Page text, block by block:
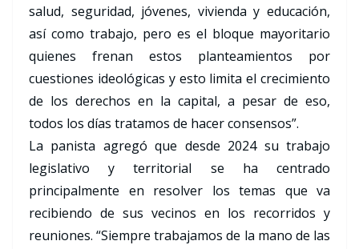
salud, seguridad, jóvenes, vivienda y educación,
así como trabajo, pero es el bloque mayoritario
quienes frenan estos planteamientos por
cuestiones ideológicas y esto limita el crecimiento
de los derechos en la capital, a pesar de eso,
todos los días tratamos de hacer consensos”.
La panista agregó que desde 2024 su trabajo
legislativo y territorial se ha centrado
principalmente en resolver los temas que va
recibiendo de sus vecinos en los recorridos y
reuniones. “Siempre trabajamos de la mano de las